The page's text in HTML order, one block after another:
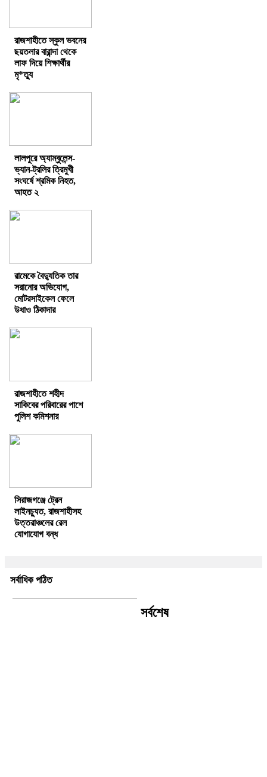
রাজশাহীতে স্কুল ভবনের
ছয়তলার বারান্দা থেকে
লাফ দিয়ে শিক্ষার্থীর
মৃ*ত্যু
লালপুরে অ্যাম্বুলেন্স-
ভ্যান-ট্রলির ত্রিমুখী
সংঘর্ষে শ্রমিক নিহত,
আহত ২
রামেকে বৈদ্যুতিক তার
সরানোর অভিযোগ,
মোটরসাইকেল ফেলে
উধাও ঠিকাদার
রাজশাহীতে শহীদ
সাকিবের পরিবারের পাশে
পুলিশ কমিশনার
সিরাজগঞ্জে ট্রেন
লাইনচ্যুত, রাজশাহীসহ
উত্তরাঞ্চলের রেল
যোগাযোগ বন্ধ
সর্বাধিক পঠিত
সর্বশেষ